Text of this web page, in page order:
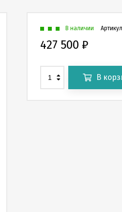
В наличии
427 500 ₽
В